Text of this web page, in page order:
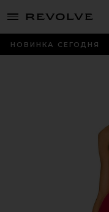
menu - shows more content
НОВИНКА СЕГОДНЯ